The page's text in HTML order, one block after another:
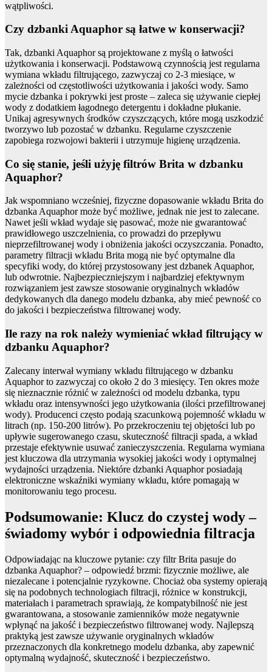
wątpliwości.
Czy dzbanki Aquaphor są łatwe w konserwacji?
Tak, dzbanki Aquaphor są projektowane z myślą o łatwości
użytkowania i konserwacji. Podstawową czynnością jest regularna
wymiana wkładu filtrującego, zazwyczaj co 2-3 miesiące, w
zależności od częstotliwości użytkowania i jakości wody. Samo
mycie dzbanka i pokrywki jest proste – zaleca się używanie ciepłej
wody z dodatkiem łagodnego detergentu i dokładne płukanie.
Unikaj agresywnych środków czyszczących, które mogą uszkodzić
tworzywo lub pozostać w dzbanku. Regularne czyszczenie
zapobiega rozwojowi bakterii i utrzymuje higienę urządzenia.
Co się stanie, jeśli użyję filtrów Brita w dzbanku
Aquaphor?
Jak wspomniano wcześniej, fizyczne dopasowanie wkładu Brita do
dzbanka Aquaphor może być możliwe, jednak nie jest to zalecane.
Nawet jeśli wkład wydaje się pasować, może nie gwarantować
prawidłowego uszczelnienia, co prowadzi do przepływu
nieprzefiltrowanej wody i obniżenia jakości oczyszczania. Ponadto,
parametry filtracji wkładu Brita mogą nie być optymalne dla
specyfiki wody, do której przystosowany jest dzbanek Aquaphor,
lub odwrotnie. Najbezpieczniejszym i najbardziej efektywnym
rozwiązaniem jest zawsze stosowanie oryginalnych wkładów
dedykowanych dla danego modelu dzbanka, aby mieć pewność co
do jakości i bezpieczeństwa filtrowanej wody.
Ile razy na rok należy wymieniać wkład filtrujący w
dzbanku Aquaphor?
Zalecany interwał wymiany wkładu filtrującego w dzbanku
Aquaphor to zazwyczaj co około 2 do 3 miesięcy. Ten okres może
się nieznacznie różnić w zależności od modelu dzbanka, typu
wkładu oraz intensywności jego użytkowania (ilości przefiltrowanej
wody). Producenci często podają szacunkową pojemność wkładu w
litrach (np. 150-200 litrów). Po przekroczeniu tej objętości lub po
upływie sugerowanego czasu, skuteczność filtracji spada, a wkład
przestaje efektywnie usuwać zanieczyszczenia. Regularna wymiana
jest kluczowa dla utrzymania wysokiej jakości wody i optymalnej
wydajności urządzenia. Niektóre dzbanki Aquaphor posiadają
elektroniczne wskaźniki wymiany wkładu, które pomagają w
monitorowaniu tego procesu.
Podsumowanie: Klucz do czystej wody –
świadomy wybór i odpowiednia filtracja
Odpowiadając na kluczowe pytanie: czy filtr Brita pasuje do
dzbanka Aquaphor? – odpowiedź brzmi: fizycznie możliwe, ale
niezalecane i potencjalnie ryzykowne. Chociaż oba systemy opierają
się na podobnych technologiach filtracji, różnice w konstrukcji,
materiałach i parametrach sprawiają, że kompatybilność nie jest
gwarantowana, a stosowanie zamienników może negatywnie
wpłynąć na jakość i bezpieczeństwo filtrowanej wody. Najlepszą
praktyką jest zawsze używanie oryginalnych wkładów
przeznaczonych dla konkretnego modelu dzbanka, aby zapewnić
optymalną wydajność, skuteczność i bezpieczeństwo.